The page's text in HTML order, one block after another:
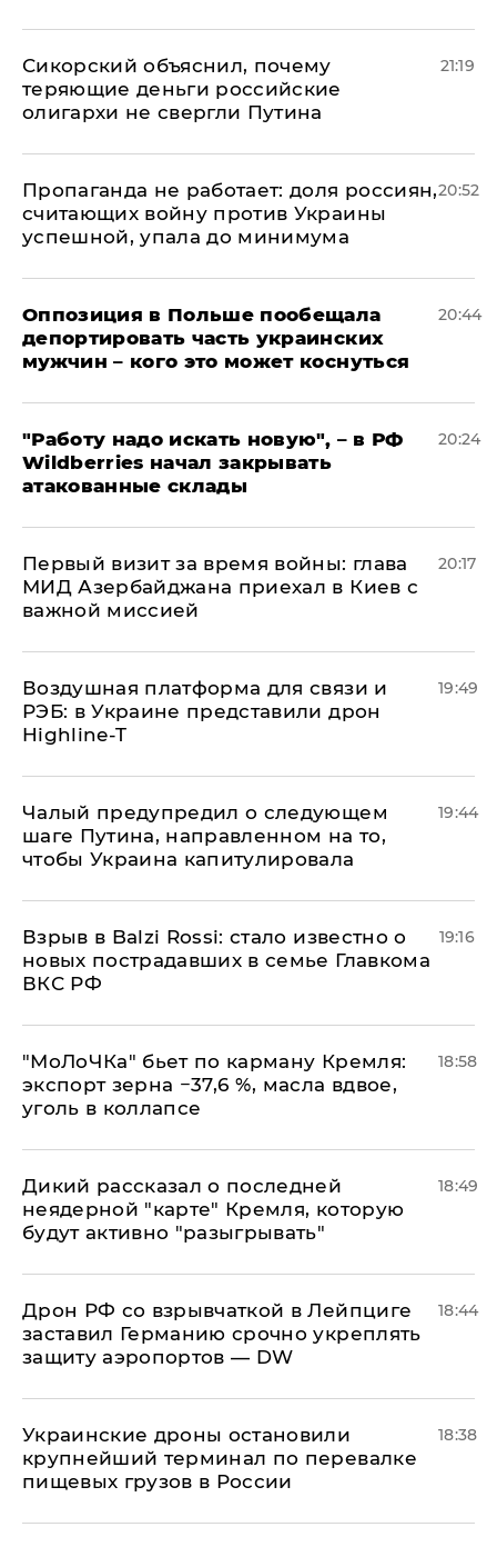
Сикорский объяснил, почему
теряющие деньги российские
олигархи не свергли Путина
21:19
​Пропаганда не работает: доля россиян,
считающих войну против Украины
успешной, упала до минимума
20:52
Оппозиция в Польше пообещала
депортировать часть украинских
мужчин – кого это может коснуться
20:44
"Работу надо искать новую", – в РФ
Wildberries начал закрывать
атакованные склады
20:24
Первый визит за время войны: глава
МИД Азербайджана приехал в Киев с
важной миссией
20:17
Воздушная платформа для связи и
РЭБ: в Украине представили дрон
Highline-T
19:49
Чалый предупредил о следующем
шаге Путина, направленном на то,
чтобы Украина капитулировала
19:44
Взрыв в Balzi Rossi: стало известно о
новых пострадавших в семье Главкома
ВКС РФ
19:16
​"МоЛоЧКа" бьет по карману Кремля:
экспорт зерна −37,6 %, масла вдвое,
уголь в коллапсе
18:58
Дикий рассказал о последней
неядерной "карте" Кремля, которую
будут активно "разыгрывать"
18:49
​Дрон РФ со взрывчаткой в Лейпциге
заставил Германию срочно укреплять
защиту аэропортов — DW
18:44
Украинские дроны остановили
крупнейший терминал по перевалке
пищевых грузов в России
18:38